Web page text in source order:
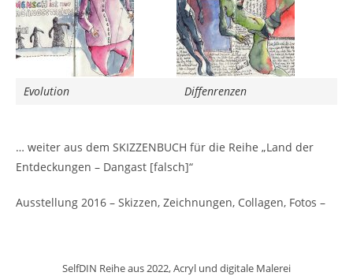
Evolution Diffenrenzen
… weiter aus dem SKIZZENBUCH für die Reihe „Land der
Entdeckungen – Dangast [falsch]“
Ausstellung 2016 – Skizzen, Zeichnungen, Collagen, Fotos –
SelfDIN Reihe aus 2022, Acryl und digitale Malerei